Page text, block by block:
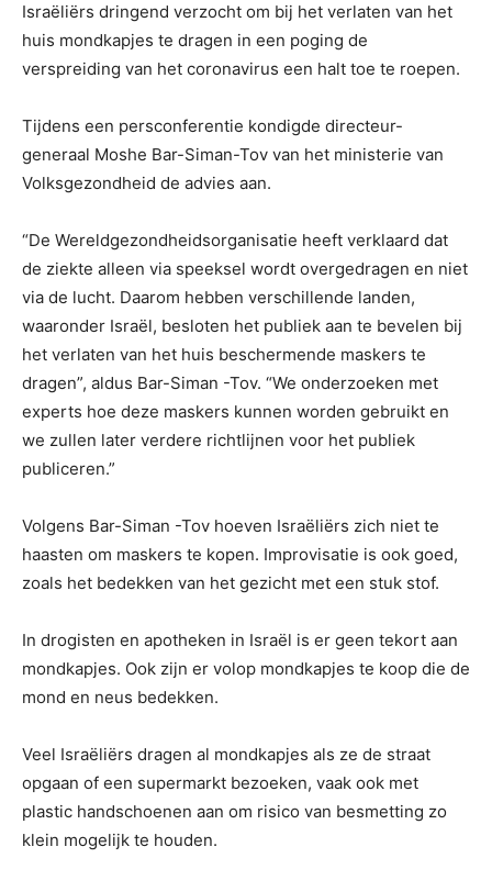
Israëliërs dringend verzocht om bij het verlaten van het
huis mondkapjes te dragen in een poging de
verspreiding van het coronavirus een halt toe te roepen.
Tijdens een persconferentie kondigde directeur-
generaal Moshe Bar-Siman-Tov van het ministerie van
Volksgezondheid de advies aan.
“De Wereldgezondheidsorganisatie heeft verklaard dat
de ziekte alleen via speeksel wordt overgedragen en niet
via de lucht. Daarom hebben verschillende landen,
waaronder Israël, besloten het publiek aan te bevelen bij
het verlaten van het huis beschermende maskers te
dragen”, aldus Bar-Siman -Tov. “We onderzoeken met
experts hoe deze maskers kunnen worden gebruikt en
we zullen later verdere richtlijnen voor het publiek
publiceren.”
Volgens Bar-Siman -Tov hoeven Israëliërs zich niet te
haasten om maskers te kopen. Improvisatie is ook goed,
zoals het bedekken van het gezicht met een stuk stof.
In drogisten en apotheken in Israël is er geen tekort aan
mondkapjes. Ook zijn er volop mondkapjes te koop die de
mond en neus bedekken.
Veel Israëliërs dragen al mondkapjes als ze de straat
opgaan of een supermarkt bezoeken, vaak ook met
plastic handschoenen aan om risico van besmetting zo
klein mogelijk te houden.